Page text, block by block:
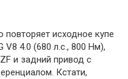
исходное купе
V8 4.0 (680 л.с., 800 Нм),
и задний привод с
Кстати,